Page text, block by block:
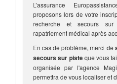
L’assurance
proposons lors de votre
recherche et secours
rapatriement médical après
En cas de problème, merci de
secours sur pisteque vous
organisée par l'agence
permettra de vous localiser et